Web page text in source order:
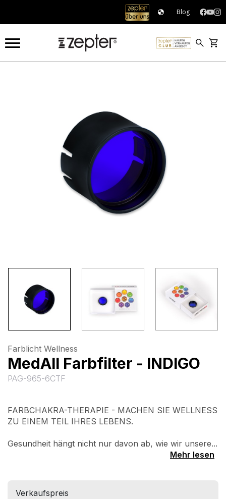
Blog
MEDALL FARBFILTER - INDIGO
Farblicht Wellness
MedAll Farbfilter - INDIGO
PAG-965-6CTF
FARBCHAKRA-THERAPIE - MACHEN SIE WELLNESS
ZU EINEM TEIL IHRES LEBENS.
Gesundheit hängt nicht nur davon ab, wie wir unsere...
Mehr lesen
Verkaufspreis